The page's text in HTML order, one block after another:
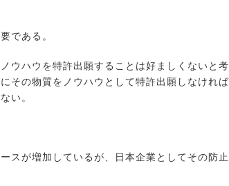
である。
ウハウを特許出願することは好ましくないと考
その物質をノウハウとして特許出願しなければ
い。
スが増加しているが、日本企業としてその防止